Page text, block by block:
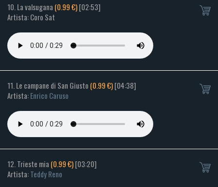
10. La valsugana (0.99 €)[02:53]
Artista: Coro Sat
11. Le campane di San Giusto (0.99 €)[04:38]
Artista:Enrico Caruso
12. Trieste mia (0.99 €)[03:20]
Artista:Teddy Reno